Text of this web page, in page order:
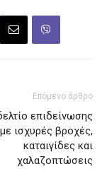
Επόμενο άρθρο
επιδείνωσης
ισχυρές βροχές,
καταιγίδες και
χαλαζοπτώσεις